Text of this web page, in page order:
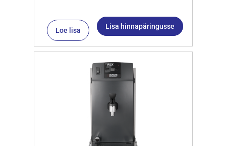
Loe lisa Lisa hinnapäringusse